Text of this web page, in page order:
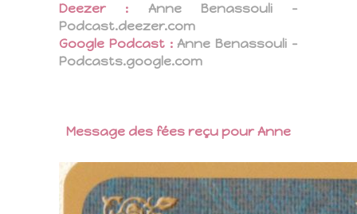
Deezer : Anne Benassouli –
Podcast.deezer.com
Google Podcast :Anne Benassouli –
Podcasts.google.com
Message des fées reçu pour Anne